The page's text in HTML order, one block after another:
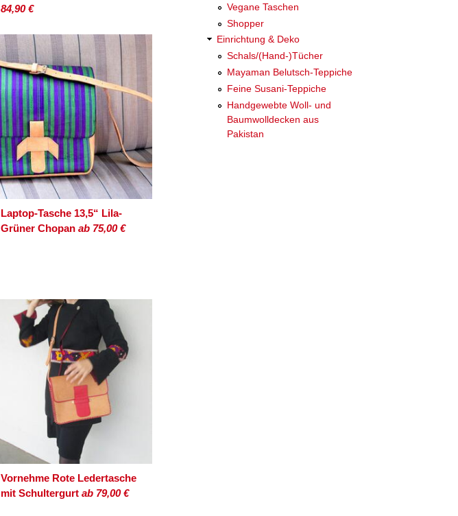
84,90 €
Laptop-Tasche 13,5“ Lila-
Grüner Chopanab 75,00 €
Vornehme Rote Ledertasche
mit Schultergurtab 79,00 €
Vegane Taschen
Shopper
Einrichtung & Deko
Schals/(Hand-)Tücher
Mayaman Belutsch-Teppiche
Feine Susani-Teppiche
Handgewebte Woll- und
Baumwolldecken aus
Pakistan